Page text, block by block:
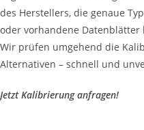
des Herstellers, die genaue
oder vorhandene Datenblätter
Wir prüfen umgehend die
Alternativen – schnell und
Jetzt Kalibrierung anfragen!